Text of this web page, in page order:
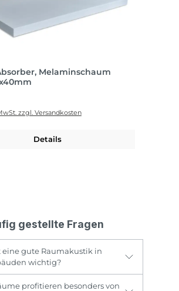
Melaminschaum
zzgl. Versandkosten
Details
gestellte Fragen
eine gute Raumakustik in
wichtig?
profitieren besonders von